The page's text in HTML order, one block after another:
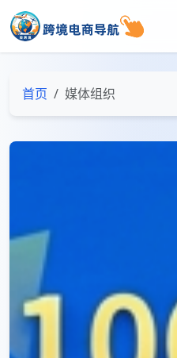
首页 媒体组织